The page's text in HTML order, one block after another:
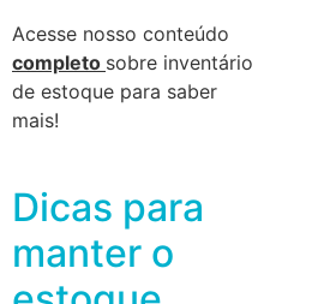
Acesse nosso conteúdo
completo sobre inventário
de estoque para saber
mais!
Dicas para
manter o